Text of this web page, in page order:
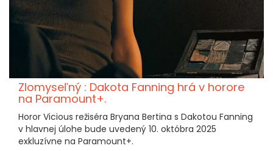
Zlomyseľný : Dakota Fanning hrá v horore
na Paramount+.
Horor Vicious režiséra Bryana Bertina s Dakotou Fanning
v hlavnej úlohe bude uvedený 10. októbra 2025
exkluzívne na Paramount+.